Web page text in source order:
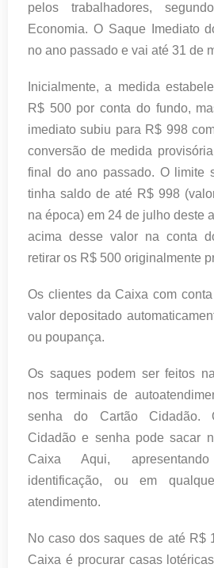
pelos trabalhadores,
Economia. O Saque Imediato
no ano passado e vai até 31 de
Inicialmente, a medida
R$ 500 por conta do fundo,
imediato subiu para R$ 998
conversão de medida
final do ano passado. O limite
tinha saldo de até R$ 998
na época) em 24 de julho deste
acima desse valor na conta
retirar os R$ 500 originalmente
Os clientes da Caixa com
valor depositado
ou poupança.
Os saques podem ser feitos
nos terminais de
senha do Cartão Cidadão.
Cidadão e senha pode sacar
Caixa Aqui,
identificação, ou em
atendimento.
No caso dos saques de até R$
Caixa é procurar casas